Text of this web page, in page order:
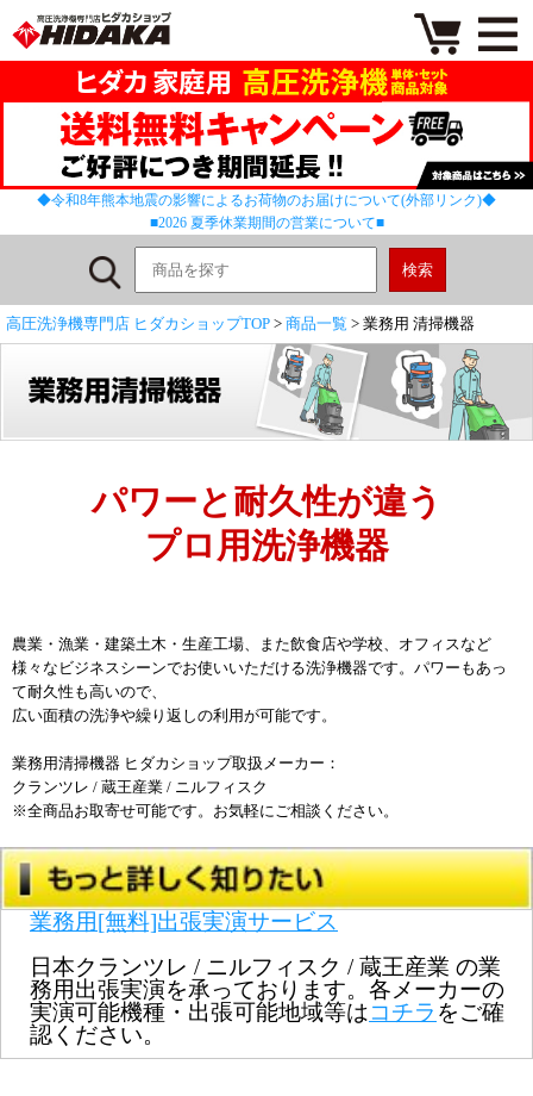
◆令和8年熊本地震の影響によるお荷物のお届けについて(外部リンク)◆
■2026 夏季休業期間の営業について■
高圧洗浄機専門店 ヒダカショップTOP > 商品一覧 > 業務用 清掃機器
パワーと耐久性が違う
プロ用洗浄機器
農業・漁業・建築土木・生産工場、また飲食店や学校、オフィスなど
様々なビジネスシーンでお使いいただける洗浄機器です。パワーもあっ
て耐久性も高いので、
広い面積の洗浄や繰り返しの利用が可能です。
業務用清掃機器 ヒダカショップ取扱メーカー：
クランツレ / 蔵王産業 / ニルフィスク
※全商品お取寄せ可能です。お気軽にご相談ください。
業務用[無料]出張実演サービス
日本クランツレ / ニルフィスク / 蔵王産業 の業
務用出張実演を承っております。各メーカーの
実演可能機種・出張可能地域等はコチラ をご確
認ください。